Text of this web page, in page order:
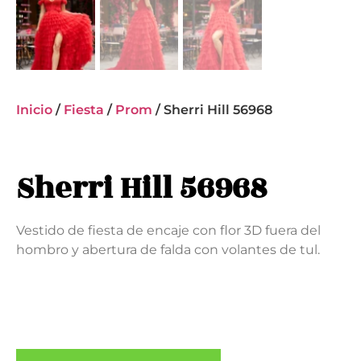
Inicio / Fiesta / Prom / Sherri Hill 56968
Sherri Hill 56968
Vestido de fiesta de encaje con flor 3D fuera del
hombro y abertura de falda con volantes de tul.